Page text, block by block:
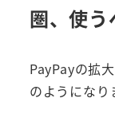
圏、使う
PayPayの拡
のようになり